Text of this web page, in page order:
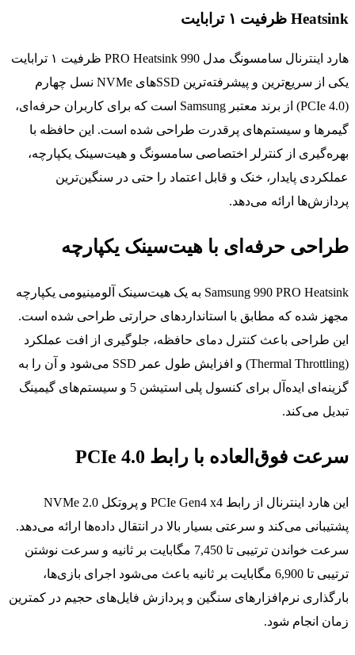
Heatsink ظرفیت ۱ ترابایت
هارد اینترنال سامسونگ مدل 990 PRO Heatsink ظرفیت ۱ ترابایت
یکی از سریع‌ترین و پیشرفته‌ترین SSDهای NVMe نسل چهارم
(PCIe 4.0) از برند معتبر Samsung است که برای کاربران حرفه‌ای،
گیمرها و سیستم‌های پرقدرت طراحی شده است. این حافظه با
بهره‌گیری از کنترلر اختصاصی سامسونگ و هیت‌سینک یکپارچه،
عملکردی پایدار، خنک و قابل اعتماد را حتی در سنگین‌ترین
پردازش‌ها ارائه می‌دهد.
طراحی حرفه‌ای با هیت‌سینک یکپارچه
Samsung 990 PRO Heatsink به یک هیت‌سینک آلومینیومی یکپارچه
مجهز شده که مطابق با استانداردهای حرارتی طراحی شده است.
این طراحی باعث کنترل دمای حافظه، جلوگیری از افت عملکرد
(Thermal Throttling) و افزایش طول عمر SSD می‌شود و آن را به
گزینه‌ای ایده‌آل برای کنسول پلی استیشن 5 و سیستم‌های گیمینگ
تبدیل می‌کند.
سرعت فوق‌العاده با رابط PCIe 4.0
این هارد اینترنال از رابط PCIe Gen4 x4 و پروتکل NVMe 2.0
پشتیبانی می‌کند و سرعتی بسیار بالا در انتقال داده‌ها ارائه می‌دهد.
سرعت خواندن ترتیبی تا 7,450 مگابایت بر ثانیه و سرعت نوشتن
ترتیبی تا 6,900 مگابایت بر ثانیه باعث می‌شود اجرای بازی‌ها،
بارگذاری نرم‌افزارهای سنگین و پردازش فایل‌های حجیم در کمترین
زمان انجام شود.